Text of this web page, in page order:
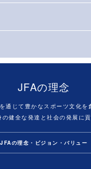
JFAの理念
通じて豊かなスポーツ文化を
の健全な発達と社会の発展に貢
JFAの理念・ビジョン・バリュー